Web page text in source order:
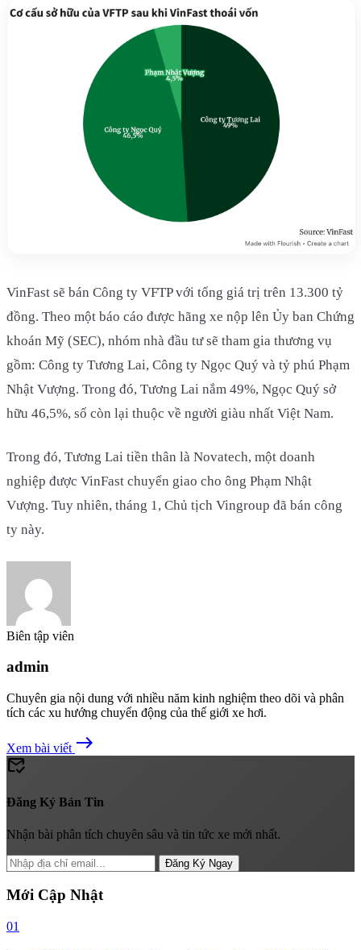
VinFast sẽ bán Công ty VFTP với tổng giá trị trên 13.300 tỷ
đồng. Theo một báo cáo được hãng xe nộp lên Ủy ban Chứng
khoán Mỹ (SEC), nhóm nhà đầu tư sẽ tham gia thương vụ
gồm: Công ty Tương Lai, Công ty Ngọc Quý và tỷ phú Phạm
Nhật Vượng. Trong đó, Tương Lai nắm 49%, Ngọc Quý sở
hữu 46,5%, số còn lại thuộc về người giàu nhất Việt Nam.
Trong đó, Tương Lai tiền thân là Novatech, một doanh
nghiệp được VinFast chuyển giao cho ông Phạm Nhật
Vượng. Tuy nhiên, tháng 1, Chủ tịch Vingroup đã bán công
ty này.
Biên tập viên
admin
Chuyên gia nội dung với nhiều năm kinh nghiệm theo dõi và phân
tích các xu hướng chuyển động của thế giới xe hơi.
Xem bài viết east
mark_email_read
Đăng Ký Bản Tin
Nhận bài phân tích chuyên sâu và tin tức xe mới nhất.
Đăng Ký Ngay
Mới Cập Nhật
01